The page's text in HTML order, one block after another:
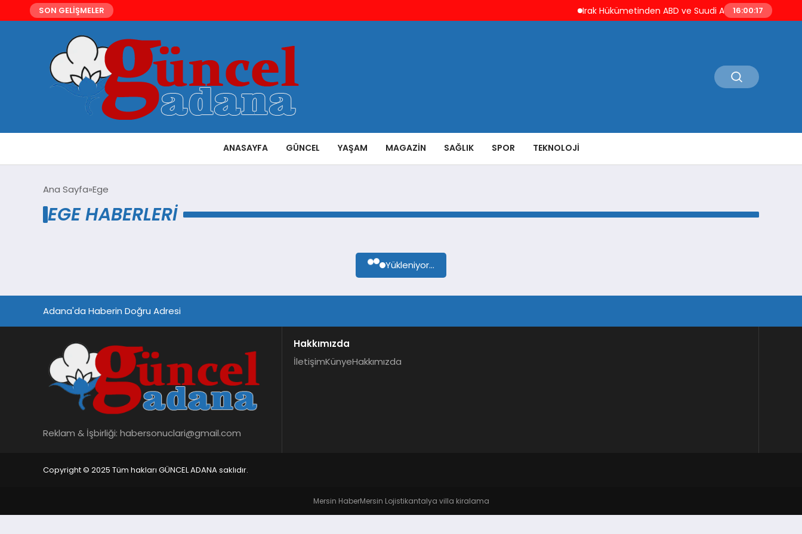
SON GELİŞMELER Irak Hükümetinden ABD ve Suudi Arabistan16:00:17
ANASAYFA GÜNCEL YAŞAM MAGAZIN SAĞLIK SPOR TEKNOLOJI
Ana Sayfa Ege
EGE HABERLERI
Yükleniyor...
Adana'da Haberin Doğru Adresi
Reklam & İşbirliği: habersonuclari@gmail.com
Hakkımızda
İletişimKünyeHakkımızda
Copyright © 2025 Tüm hakları GÜNCEL ADANA saklıdır.
Mersin HaberMersin Lojistikantalya villa kiralama